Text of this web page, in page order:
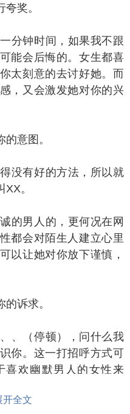
奖。
钟时间，如果我不跟
能会后悔的。女生都喜
太刻意的去讨好她。而
，又会激发她对你的兴
意图。
有好的方法，所以就
。
男人的，更何况在网
都会对陌生人建立心里
以让她对你放下谨慎，
诉求。
（停顿），问什么我
你。这一打招呼方式可
喜欢幽默男人的女性来
西。
开全文